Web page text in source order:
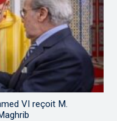
VI reçoit M.